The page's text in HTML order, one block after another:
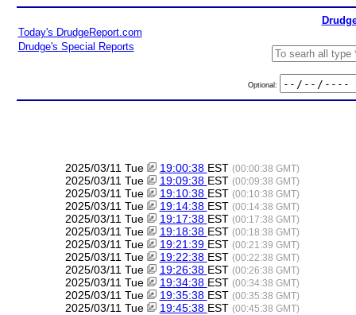
Today's DrudgeReport.com
Drudge's Special Reports
Optional:
2025/03/11 Tue 19:00:38 EST (00:00:38 GMT)
2025/03/11 Tue 19:09:38 EST (00:09:38 GMT)
2025/03/11 Tue 19:10:38 EST (00:10:38 GMT)
2025/03/11 Tue 19:14:38 EST (00:14:38 GMT)
2025/03/11 Tue 19:17:38 EST (00:17:38 GMT)
2025/03/11 Tue 19:18:38 EST (00:18:38 GMT)
2025/03/11 Tue 19:21:39 EST (00:21:39 GMT)
2025/03/11 Tue 19:22:38 EST (00:22:38 GMT)
2025/03/11 Tue 19:26:38 EST (00:26:38 GMT)
2025/03/11 Tue 19:34:38 EST (00:34:38 GMT)
2025/03/11 Tue 19:35:38 EST (00:35:38 GMT)
2025/03/11 Tue 19:45:38 EST (00:45:38 GMT)